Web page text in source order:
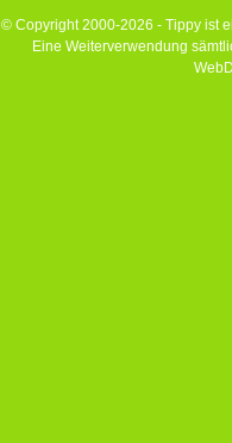
© Copyright 2000-2026 - Tippy ist
Eine Weiterverwendung